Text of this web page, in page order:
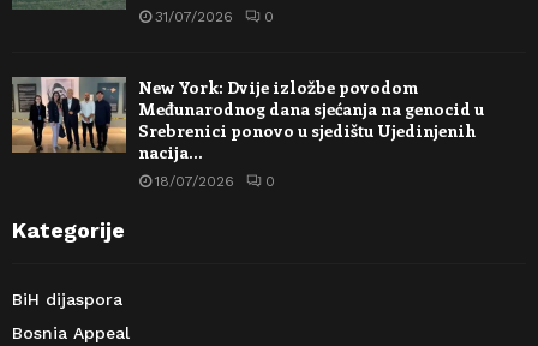
31/07/2026 0
New York: Dvije izložbe povodom
Međunarodnog dana sjećanja na genocid u
Srebrenici ponovo u sjedištu Ujedinjenih
nacija…
18/07/2026 0
Kategorije
BiH dijaspora
Bosnia Appeal